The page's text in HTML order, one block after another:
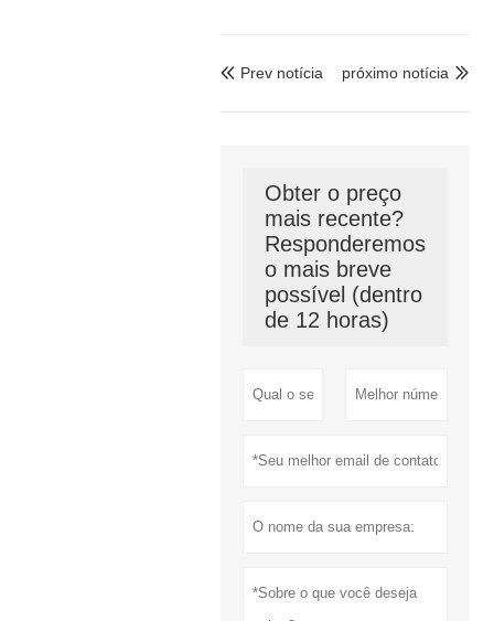
 Prev notícia 
próximo notícia
Obter o preço
mais recente?
Responderemos
o mais breve
possível (dentro
de 12 horas)